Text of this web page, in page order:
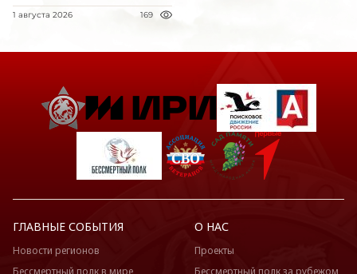
1 августа 2026 169
ГЛАВНЫЕ СОБЫТИЯ
Новости регионов
Бессмертный полк в мире
О НАС
Проекты
Бессмертный полк за рубежом